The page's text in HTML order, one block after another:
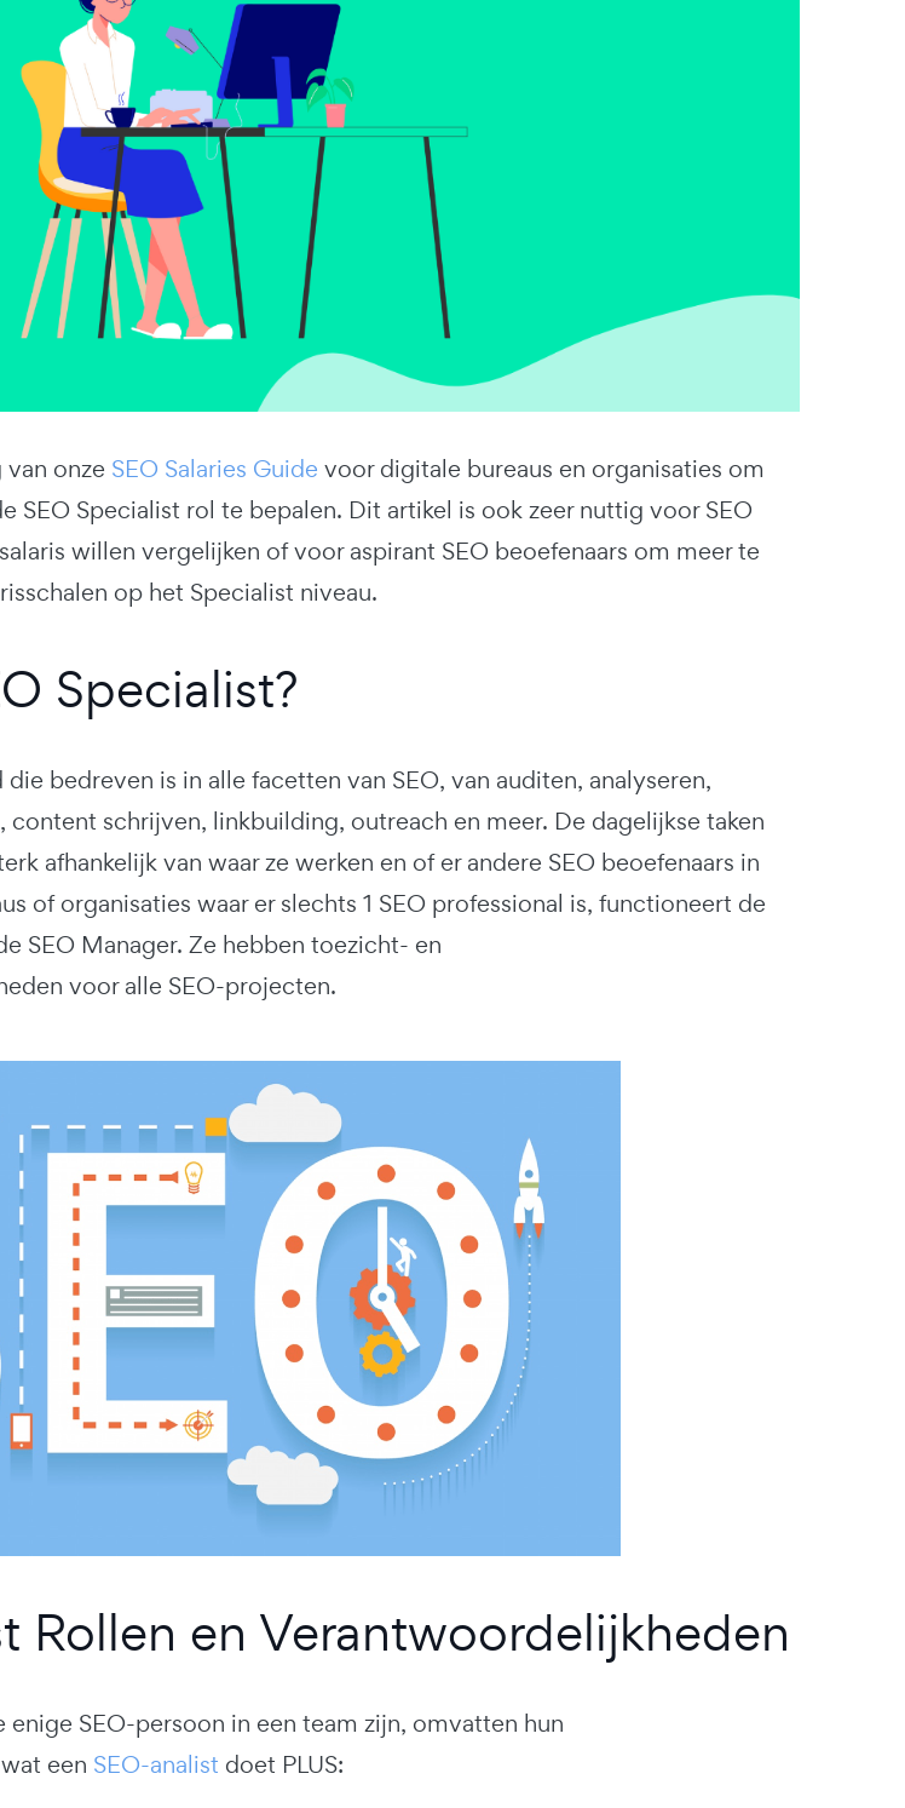
onze SEO Salaries Guide voor digitale bureaus en organisaties om
SEO Specialist rol te bepalen. Dit artikel is ook zeer nuttig voor SEO
willen vergelijken of voor aspirant SEO beoefenaars om meer te
op het Specialist niveau.
Specialist?
die bedreven is in alle facetten van SEO, van auditen, analyseren,
schrijven, linkbuilding, outreach en meer. De dagelijkse taken
afhankelijk van waar ze werken en of er andere SEO beoefenaars in
of organisaties waar er slechts 1 SEO professional is, functioneert de
SEO Manager. Ze hebben toezicht- en
voor alle SEO-projecten.
Rollen en Verantwoordelijkheden
SEO-persoon in een team zijn, omvatten hun
een SEO-analist doet PLUS: